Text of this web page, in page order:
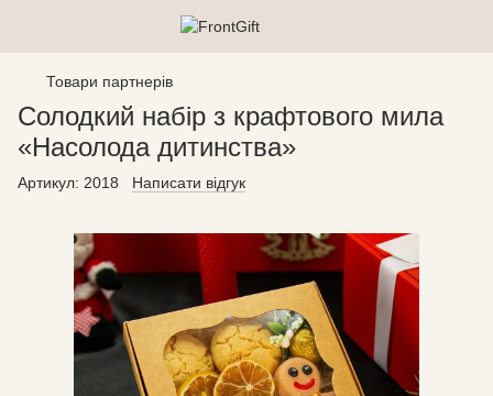
Товари партнерів
Солодкий набір з крафтового мила
«Насолода дитинства»
Артикул: 2018 Написати відгук